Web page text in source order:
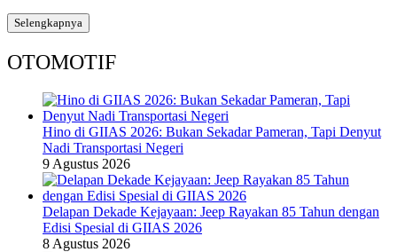
Selengkapnya
OTOMOTIF
Hino di GIIAS 2026: Bukan Sekadar Pameran, Tapi Denyut
Nadi Transportasi Negeri
9 Agustus 2026
Delapan Dekade Kejayaan: Jeep Rayakan 85 Tahun dengan
Edisi Spesial di GIIAS 2026
8 Agustus 2026